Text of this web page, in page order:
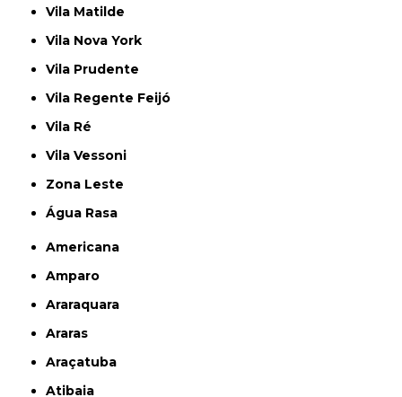
Vila Matilde
Vila Nova York
Vila Prudente
Vila Regente Feijó
Vila Ré
Vila Vessoni
Zona Leste
Água Rasa
Americana
Amparo
Araraquara
Araras
Araçatuba
Atibaia